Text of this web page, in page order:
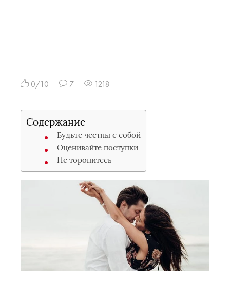
0/10 7 1218
Содержание
Будьте честны с собой
Оценивайте поступки
Не торопитесь